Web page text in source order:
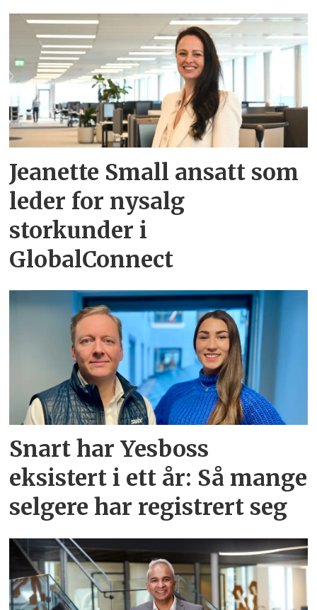
Jeanette Small ansatt som
leder for nysalg
storkunder i
GlobalConnect
Snart har Yesboss
eksistert i ett år: Så mange
selgere har registrert seg